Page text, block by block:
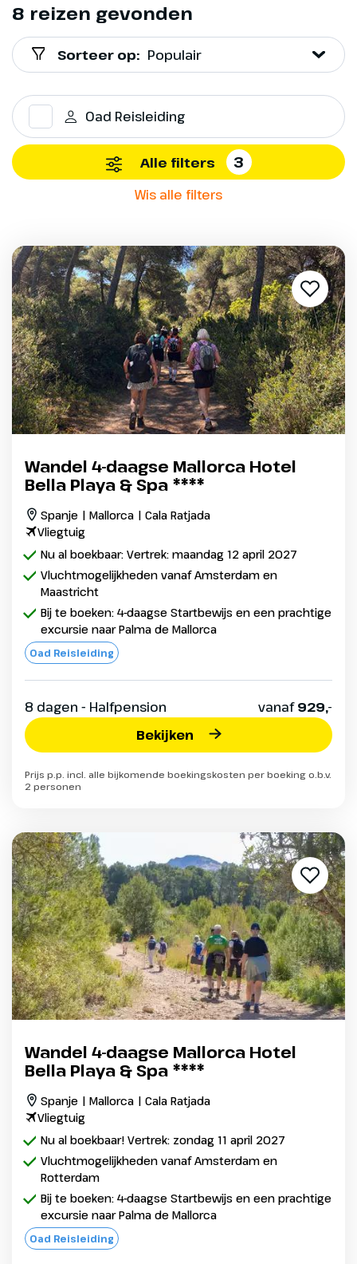
8 reizen gevonden
Sorteer op: Populair
Oad Reisleiding
Alle filters 3
Wis alle filters
Wandel 4-daagse Mallorca Hotel
Bella Playa & Spa ****
Spanje | Mallorca | Cala Ratjada
Vliegtuig
Nu al boekbaar: Vertrek: maandag 12 april 2027
Vluchtmogelijkheden vanaf Amsterdam en
Maastricht
Bij te boeken: 4-daagse Startbewijs en een prachtige
excursie naar Palma de Mallorca
Oad Reisleiding
8 dagen - Halfpension vanaf929,-
Bekijken
Prijs p.p. incl. alle bijkomende boekingskosten per boeking o.b.v.
2 personen
Wandel 4-daagse Mallorca Hotel
Bella Playa & Spa ****
Spanje | Mallorca | Cala Ratjada
Vliegtuig
Nu al boekbaar! Vertrek: zondag 11 april 2027
Vluchtmogelijkheden vanaf Amsterdam en
Rotterdam
Bij te boeken: 4-daagse Startbewijs en een prachtige
excursie naar Palma de Mallorca
Oad Reisleiding